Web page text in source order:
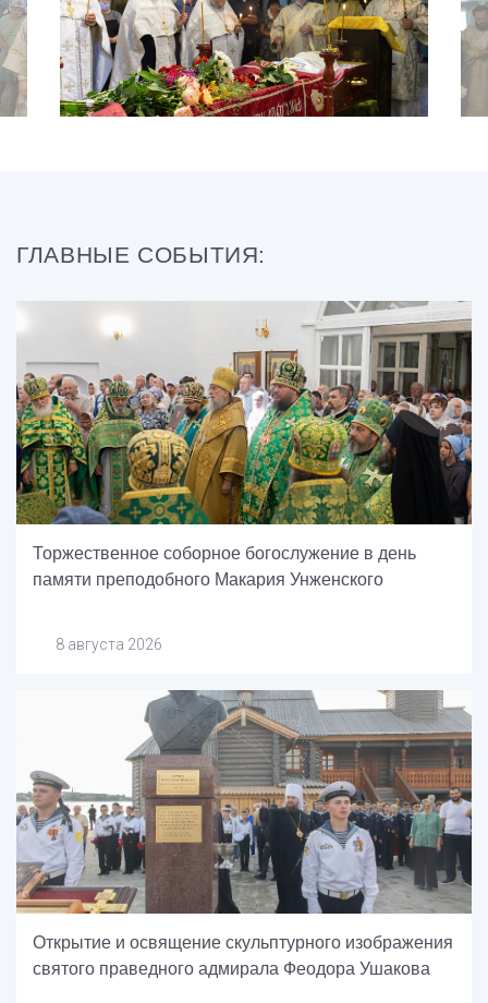
ГЛАВНЫЕ СОБЫТИЯ:
Торжественное соборное богослужение в день
памяти преподобного Макария Унженского
8 августа 2026
Открытие и освящение скульптурного изображения
святого праведного адмирала Феодора Ушакова